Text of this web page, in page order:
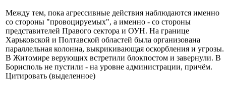
Между тем, пока агрессивные действия наблюдаются именно
со стороны "провоцируемых", а именно - со стороны
представителей Правого сектора и ОУН. На границе
Харьковской и Полтавской областей была организована
параллельная колонна, выкрикивающая оскорбления и угрозы.
В Житомире верующих встретили блокпостом и завернули. В
Борисполь не пустили - на уровне администрации, причём.
Цитировать (выделенное)